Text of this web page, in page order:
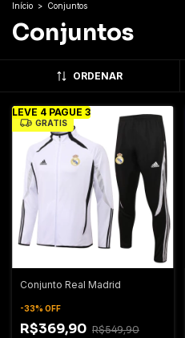
Início > Conjuntos
Conjuntos
ORDENAR
LEVE 4 PAGUE 3
GRÁTIS
Conjunto Real Madrid
-33% OFF
R$369,90 R$549,90